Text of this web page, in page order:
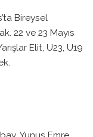
Bireysel
22 ve 23 Mayıs
Elit, U23, U19
Yunus Emre